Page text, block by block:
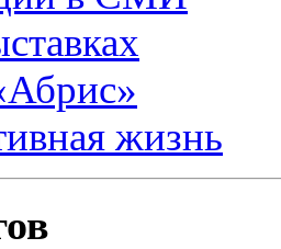
жизнь